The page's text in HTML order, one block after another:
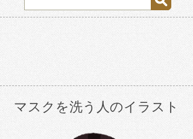
マスクを洗う人のイラスト